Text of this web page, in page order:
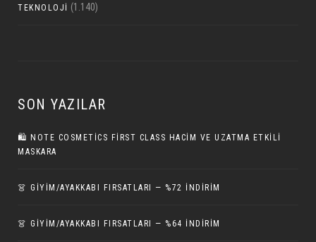
TEKNOLOJI (1.140)
SON YAZILAR
🛍️ NOTE COSMETICS FIRST CLASS HACIM VE UZATMA ETKILI
MASKARA
👗 GİYİM/AYAKKABI FIRSATLARI — %72 İNDIRIM
👗 GİYİM/AYAKKABI FIRSATLARI — %64 İNDIRIM